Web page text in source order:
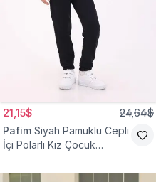
21,15$ 24,64$
Pafim Siyah Pamuklu Cepli
İçi Polarlı Kız Çocuk